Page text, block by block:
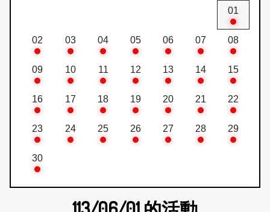
01
02 03 04 05 06 07 08
09 10 11 12 13 14 15
16 17 18 19 20 21 22
23 24 25 26 27 28 29
30